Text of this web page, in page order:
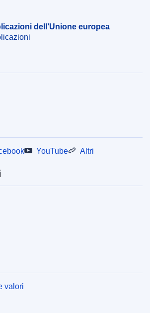
2023
dell’Unione europea
YouTube Altri
valori